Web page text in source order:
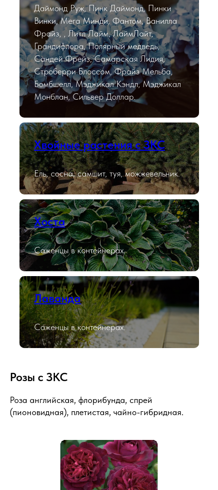
Даймонд Руж, Пинк Даймонд, Пинки
Винки, Мега Минди, Фантом, Ванилла
Фрайз, , Литл Лайм, ЛаймЛайт,
Грандифлора, Полярный медведь,
Сандей Фрейз, Самарская Лидия,
Строберри Блоссом, Фрайз Мельба,
Бомбшелл, Мэджикал Кэндл, Мэджикал
Монблан, Сильвер Доллар.
Хвойные растения с ЗКС
Ель, сосна, самшит, туя, можжевельник.
Хоста
Саженцы в контейнерах.
Лаванда
Саженцы в контейнерах.
Розы с ЗКС
Роза английская, флорибунда, спрей
(пионовидная), плетистая, чайно-гибридная.